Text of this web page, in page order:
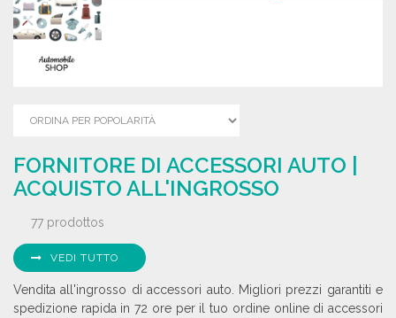
FORNITORE DI ACCESSORI AUTO |
ACQUISTO ALL'INGROSSO
77 prodottos
VEDI TUTTO
Vendita all'ingrosso di accessori auto. Migliori prezzi garantiti e
spedizione rapida in 72 ore per il tuo ordine online di accessori